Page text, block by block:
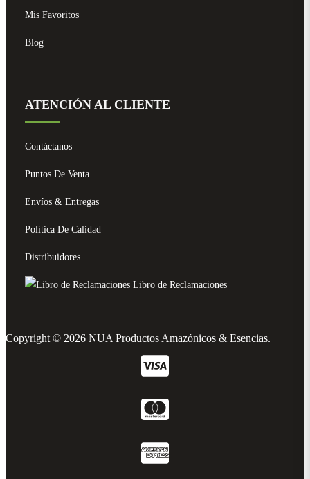
Mis Favoritos
Blog
ATENCIÓN AL CLIENTE
Contáctanos
Puntos De Venta
Envíos & Entregas
Política De Calidad
Distribuidores
Libro de Reclamaciones
Copyright © 2026 NUA Productos Amazónicos & Esencias.